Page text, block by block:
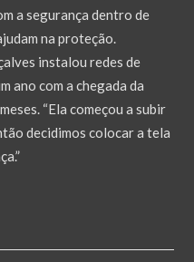
a segurança dentro de
na proteção.
instalou redes de
ano com a chegada da
“Ela começou a subir
decidimos colocar a tela